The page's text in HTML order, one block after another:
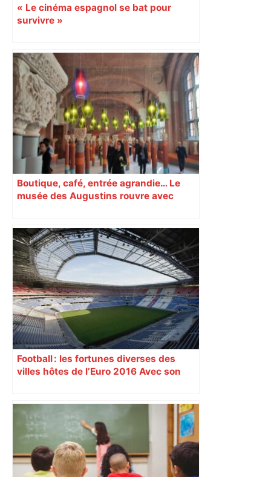
« Le cinéma espagnol se bat pour
survivre »
Boutique, café, entrée agrandie… Le
musée des Augustins rouvre avec
Football : les fortunes diverses des
villes hôtes de l’Euro 2016 Avec son
vivre un Euro exaltant grâce à un tirage
au sort favorable. Toutes les cités n’ont
pas été aussi gâtées.